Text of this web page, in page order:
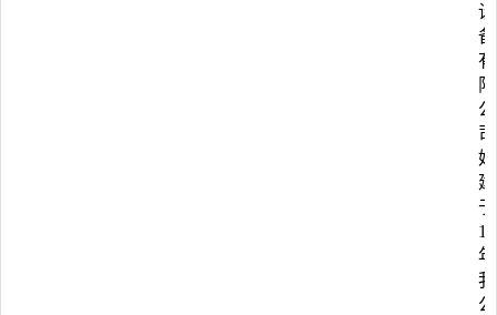
设
备
有
限
公
司
始
建
于
我
公